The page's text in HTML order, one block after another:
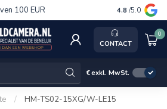
100 EUR Service,
4.8 /5.0
CONTACT
0
€exkl. MwSt.
/ HM-TS02-15XG/W-LE15